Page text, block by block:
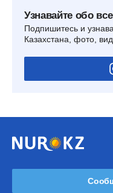
Узнавайте обо
Подпишитесь и
Казахстана, фото,